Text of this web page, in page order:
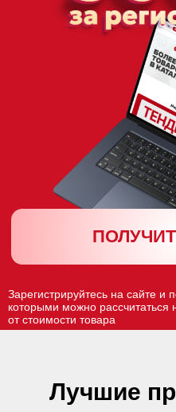
Лучшие
магазин находится в
нашим консультантом
ВЫСОКИЙ УРОВЕНЬ
финансовые возможности:
являются одними из самых
на рынке. Стремимся сделать
качественные памятники
всех, предлагая комфортные